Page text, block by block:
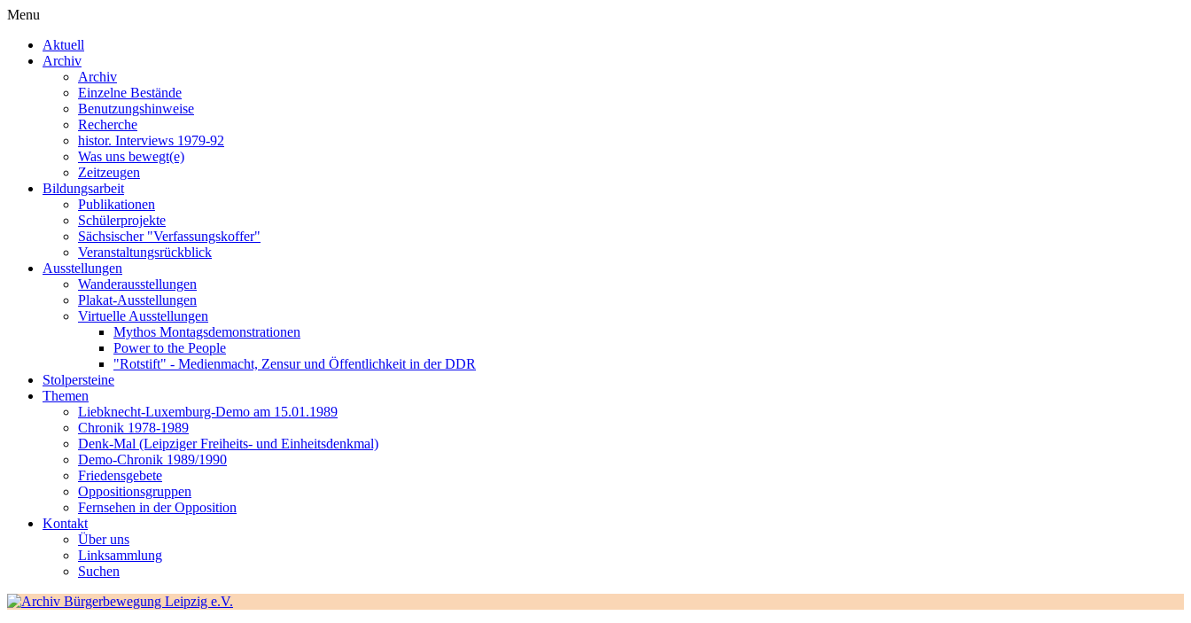
Menu
Aktuell
Archiv
Archiv
Einzelne Bestände
Benutzungshinweise
Recherche
histor. Interviews 1979-92
Was uns bewegt(e)
Zeitzeugen
Bildungsarbeit
Publikationen
Schülerprojekte
Sächsischer "Verfassungskoffer"
Veranstaltungsrückblick
Ausstellungen
Wanderausstellungen
Plakat-Ausstellungen
Virtuelle Ausstellungen
Mythos Montagsdemonstrationen
Power to the People
"Rotstift" - Medienmacht, Zensur und Öffentlichkeit in der DDR
Stolpersteine
Themen
Liebknecht-Luxemburg-Demo am 15.01.1989
Chronik 1978-1989
Denk-Mal (Leipziger Freiheits- und Einheitsdenkmal)
Demo-Chronik 1989/1990
Friedensgebete
Oppositionsgruppen
Fernsehen in der Opposition
Kontakt
Über uns
Linksammlung
Suchen